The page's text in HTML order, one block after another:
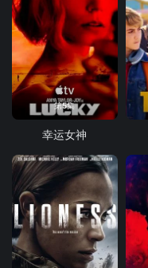
第5集
幸运女神